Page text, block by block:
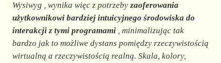
Wysiwyg , wynika więc z potrzebyzaoferowania
użytkownikowi bardziej intuicyjnego środowiska do
interakcji z tymi programami, minimalizując tak
bardzo jak to możliwe dystans pomiędzy rzeczywistością
wirtualną a rzeczywistością realną. Skala, kolory,